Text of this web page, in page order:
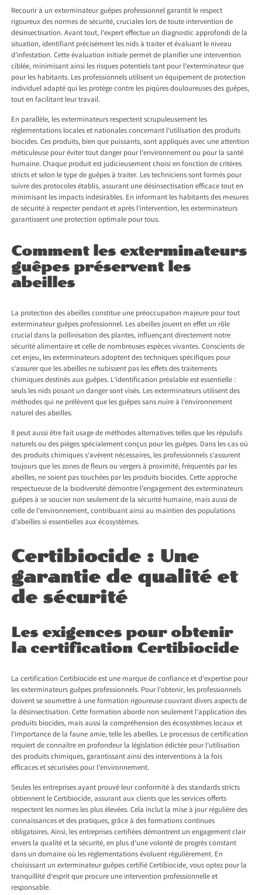
Recourir à un exterminateur guêpes professionnel garantit le respect
rigoureux des normes de sécurité, cruciales lors de toute intervention de
désinsectisation. Avant tout, l’expert effectue un diagnostic approfondi de la
situation, identifiant précisément les nids à traiter et évaluant le niveau
d’infestation. Cette évaluation initiale permet de planifier une intervention
ciblée, minimisant ainsi les risques potentiels tant pour l’exterminateur que
pour les habitants. Les professionnels utilisent un équipement de protection
individuel adapté qui les protège contre les piqûres douloureuses des guêpes,
tout en facilitant leur travail.
En parallèle, les exterminateurs respectent scrupuleusement les
réglementations locales et nationales concernant l’utilisation des produits
biocides. Ces produits, bien que puissants, sont appliqués avec une attention
méticuleuse pour éviter tout danger pour l’environnement ou pour la santé
humaine. Chaque produit est judicieusement choisi en fonction de critères
stricts et selon le type de guêpes à traiter. Les techniciens sont formés pour
suivre des protocoles établis, assurant une désinsectisation efficace tout en
minimisant les impacts indésirables. En informant les habitants des mesures
de sécurité à respecter pendant et après l’intervention, les exterminateurs
garantissent une protection optimale pour tous.
Comment les exterminateurs
guêpes préservent les
abeilles
La protection des abeilles constitue une préoccupation majeure pour tout
exterminateur guêpes professionnel. Les abeilles jouent en effet un rôle
crucial dans la pollinisation des plantes, influençant directement notre
sécurité alimentaire et celle de nombreuses espèces vivantes. Conscients de
cet enjeu, les exterminateurs adoptent des techniques spécifiques pour
s’assurer que les abeilles ne subissent pas les effets des traitements
chimiques destinés aux guêpes. L’identification préalable est essentielle :
seuls les nids posant un danger sont visés. Les exterminateurs utilisent des
méthodes qui ne prélèvent que les guêpes sans nuire à l’environnement
naturel des abeilles.
Il peut aussi être fait usage de méthodes alternatives telles que les répulsifs
naturels ou des pièges spécialement conçus pour les guêpes. Dans les cas où
des produits chimiques s’avèrent nécessaires, les professionnels s’assurent
toujours que les zones de fleurs ou vergers à proximité, fréquentés par les
abeilles, ne soient pas touchées par les produits biocides. Cette approche
respectueuse de la biodiversité démontre l’engagement des exterminateurs
guêpes à se soucier non seulement de la sécurité humaine, mais aussi de
celle de l’environnement, contribuant ainsi au maintien des populations
d’abeilles si essentielles aux écosystèmes.
Certibiocide : Une
garantie de qualité et
de sécurité
Les exigences pour obtenir
la certification Certibiocide
La certification Certibiocide est une marque de confiance et d’expertise pour
les exterminateurs guêpes professionnels. Pour l’obtenir, les professionnels
doivent se soumettre à une formation rigoureuse couvrant divers aspects de
la désinsectisation. Cette formation aborde non seulement l’application des
produits biocides, mais aussi la compréhension des écosystèmes locaux et
l’importance de la faune amie, telle les abeilles. Le processus de certification
requiert de connaître en profondeur la législation édictée pour l’utilisation
des produits chimiques, garantissant ainsi des interventions à la fois
efficaces et sécurisées pour l’environnement.
Seules les entreprises ayant prouvé leur conformité à des standards stricts
obtiennent le Certibiocide, assurant aux clients que les services offerts
respectent les normes les plus élevées. Cela inclut la mise à jour régulière des
connaissances et des pratiques, grâce à des formations continues
obligatoires. Ainsi, les entreprises certifiées démontrent un engagement clair
envers la qualité et la sécurité, en plus d’une volonté de progrès constant
dans un domaine où les réglementations évoluent régulièrement. En
choisissant un exterminateur guêpes certifié Certibiocide, vous optez pour la
tranquillité d’esprit que procure une intervention professionnelle et
responsable.